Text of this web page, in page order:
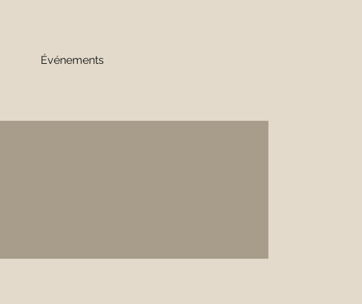
Événements